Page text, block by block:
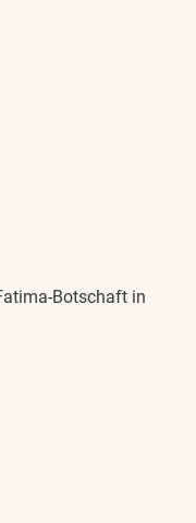
Botschaft in